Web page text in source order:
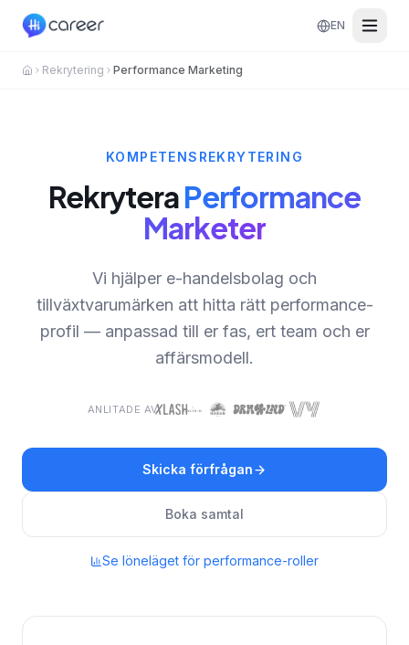
EN
Rekrytering Performance Marketing
KOMPETENSREKRYTERING
RekryteraPerformance
Marketer
Vi hjälper e-handelsbolag och
tillväxtvarumärken att hitta rätt performance-
profil — anpassad till er fas, ert team och er
affärsmodell.
ANLITADE AV
Skicka förfrågan
Boka samtal
Se löneläget för performance-roller